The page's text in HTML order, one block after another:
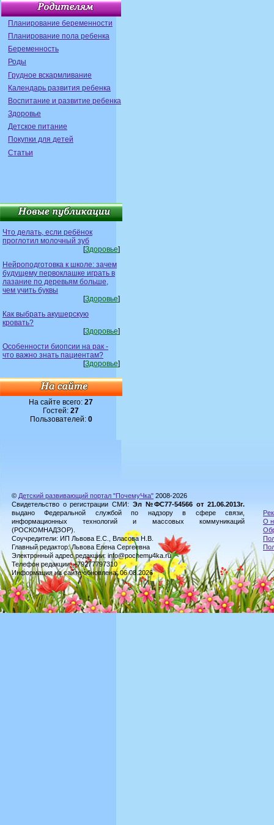
Планирование беременности
Планирование пола ребенка
Беременность
Роды
Грудное вскармливание
Календарь развития ребенка
Воспитание и развитие ребенка
Здоровье
Детское питание
Покупки для детей
Статьи
Что делать, если ребёнок
проглотил молочный зуб
[Здоровье]
Нейроподготовка к школе: зачем
будущему первоклашке играть в
лазание по деревьям больше,
чем учить буквы
[Здоровье]
Как выбрать акушерскую
кровать?
[Здоровье]
Особенности биопсии на рак -
что важно знать пациентам?
[Здоровье]
На сайте всего:27
Гостей:27
Пользователей: 0
© Детский развивающий портал "ПочемуЧка" 2008-2026
Свидетельство о регистрации СМИ: Эл №ФС77-54566 от 21.06.2013г.
выдано Федеральной службой по надзору в сфере связи,
информационных технологий и массовых коммуникаций
(РОСКОМНАДЗОР).
Соучредители: ИП Львова Е.С., Власова Н.В.
Главный редактор: Львова Елена Сергеевна
Электронный адрес редакции: info@pochemu4ka.ru
Телефон редакции: +79277797310
Информация на сайте обновлена: 06.08.2026
О